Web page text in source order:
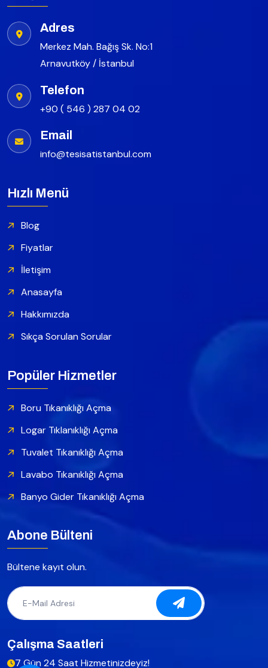
Adres
Merkez Mah. Bağış Sk. No:1
Arnavutköy / İstanbul
Telefon
+90 ( 546 ) 287 04 02
Email
info@tesisatistanbul.com
Hızlı Menü
Blog
Fiyatlar
İletişim
Anasayfa
Hakkımızda
Sıkça Sorulan Sorular
Popüler Hizmetler
Boru Tıkanıklığı Açma
Logar Tıklanıklığı Açma
Tuvalet Tıkanıklığı Açma
Lavabo Tıkanıklığı Açma
Banyo Gider Tıkanıklığı Açma
Abone Bülteni
Bültene kayıt olun.
Çalışma Saatleri
7 Gün 24 Saat Hizmetinizdeyiz!